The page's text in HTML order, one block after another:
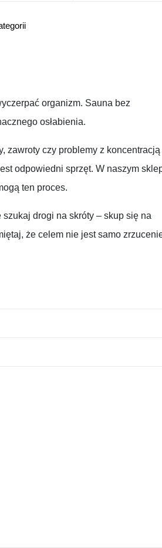
organizm. Sauna bez
osłabienia.
zawroty czy problemy z koncentracją
odpowiedni sprzęt. W naszym
ten proces.
drogi na skróty – skup się na
że celem nie jest samo